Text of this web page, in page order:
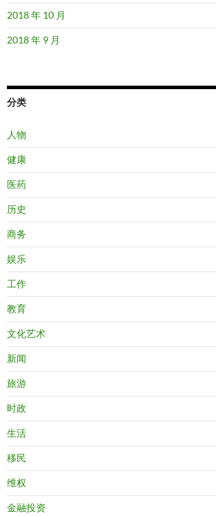
2018 年 10 月
2018 年 9 月
分类
人物
健康
医药
历史
商务
娱乐
工作
教育
文化艺术
新闻
旅游
时政
生活
移民
维权
金融投资